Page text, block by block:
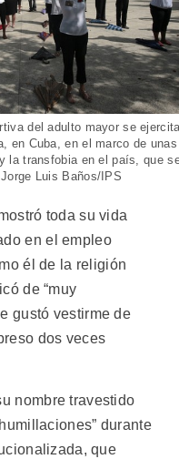
del adulto mayor se
en Cuba, en el marco de unas
la transfobia en el país, que
Luis Baños/IPS
toda su vida
en el empleo
él de la religión
de “muy
gustó vestirme de
dos veces
nombre travestido
durante
que